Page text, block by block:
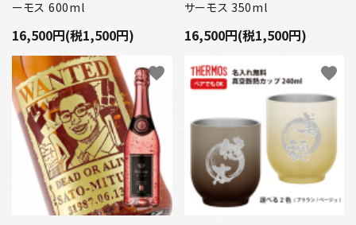
ーモス 600ml
16,500円(税1,500円)
サーモス 350ml
16,500円(税1,500円)
favorite favorite